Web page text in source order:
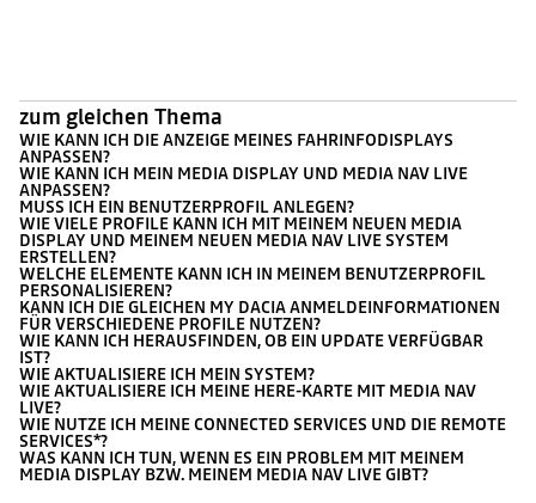
zum gleichen Thema
WIE KANN ICH DIE ANZEIGE MEINES FAHRINFODISPLAYS
ANPASSEN?
WIE KANN ICH MEIN MEDIA DISPLAY UND MEDIA NAV LIVE
ANPASSEN?
MUSS ICH EIN BENUTZERPROFIL ANLEGEN?
WIE VIELE PROFILE KANN ICH MIT MEINEM NEUEN MEDIA
DISPLAY UND MEINEM NEUEN MEDIA NAV LIVE SYSTEM
ERSTELLEN?
WELCHE ELEMENTE KANN ICH IN MEINEM BENUTZERPROFIL
PERSONALISIEREN?
KANN ICH DIE GLEICHEN MY DACIA ANMELDEINFORMATIONEN
FÜR VERSCHIEDENE PROFILE NUTZEN?
WIE KANN ICH HERAUSFINDEN, OB EIN UPDATE VERFÜGBAR
IST?
WIE AKTUALISIERE ICH MEIN SYSTEM?
WIE AKTUALISIERE ICH MEINE HERE-KARTE MIT MEDIA NAV
LIVE?
WIE NUTZE ICH MEINE CONNECTED SERVICES UND DIE REMOTE
SERVICES*?
WAS KANN ICH TUN, WENN ES EIN PROBLEM MIT MEINEM
MEDIA DISPLAY BZW. MEINEM MEDIA NAV LIVE GIBT?